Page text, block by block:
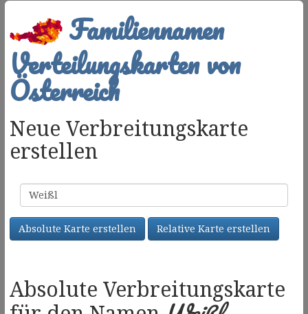
Familiennamen
Verteilungskarten von
Österreich
Neue Verbreitungskarte
erstellen
Familienname
Absolute Karte erstellen Relative Karte erstellen
Absolute Verbreitungskarte